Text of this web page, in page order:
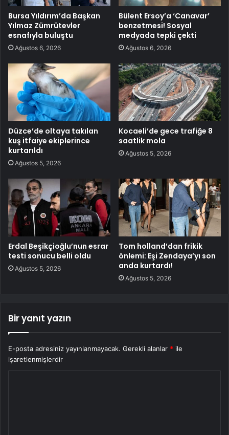
Bursa Yıldırım’da Başkan
Yılmaz Zümrütevler
esnafıyla buluştu
Ağustos 6, 2026
Bülent Ersoy’a ‘Canavar’
benzetmesi! Sosyal
medyada tepki çekti
Ağustos 6, 2026
Düzce’de oltaya takılan
kuş itfaiye ekiplerince
kurtarıldı
Ağustos 5, 2026
Kocaeli’de gece trafiğe 8
saatlik mola
Ağustos 5, 2026
Erdal Beşikçioğlu’nun esrar
testi sonucu belli oldu
Ağustos 5, 2026
Tom holland’dan frikik
önlemi: Eşi Zendaya’yı son
anda kurtardı!
Ağustos 5, 2026
Bir yanıt yazın
E-posta adresiniz yayınlanmayacak. Gerekli alanlar * ile
işaretlenmişlerdir